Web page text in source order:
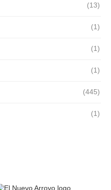
(13)
(1)
(1)
(1)
(445)
(1)